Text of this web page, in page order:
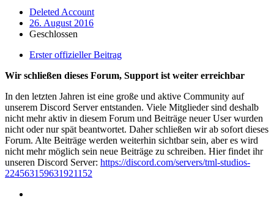
Deleted Account
26. August 2016
Geschlossen
Erster offizieller Beitrag
Wir schließen dieses Forum, Support ist weiter erreichbar
In den letzten Jahren ist eine große und aktive Community auf
unserem Discord Server entstanden. Viele Mitglieder sind deshalb
nicht mehr aktiv in diesem Forum und Beiträge neuer User wurden
nicht oder nur spät beantwortet. Daher schließen wir ab sofort dieses
Forum. Alte Beiträge werden weiterhin sichtbar sein, aber es wird
nicht mehr möglich sein neue Beiträge zu schreiben. Hier findet ihr
unseren Discord Server: https://discord.com/servers/tml-studios-
224563159631921152